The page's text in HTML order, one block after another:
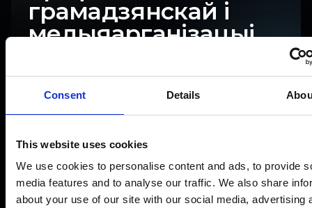
Consent Details
This website uses cookies
We use cookies to personalise content and ads, to provide
media features and to analyse our traffic. We also share
about your use of our site with our social media, advertising
грамадзянскай і
медыяарганізацыі.
кожная фаза паказвае, што змянілася
эмацыйна, што стала прычынай і як мы
адрэагавалі.
НАРАТЫЎНАЯ ПАСЛЯДОЎНАСЦЬ 2020 → СЁННЯ
2020 2021